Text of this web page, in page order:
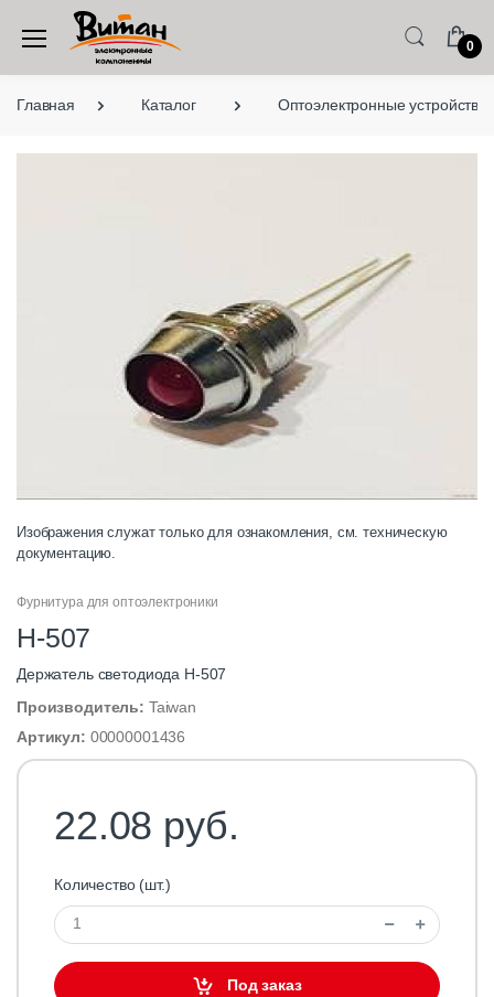
0
Главная Каталог Оптоэлектронные устройства
Изображения служат только для ознакомления, см. техническую
документацию.
Фурнитура для оптоэлектроники
H-507
Держатель светодиода H-507
Производитель: Taiwan
Артикул: 00000001436
22.08 руб.
Количество (шт.)
Под заказ